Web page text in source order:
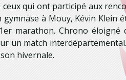
qui ont participé aux
à Mouy, Kévin Klein
marathon. Chrono éloigné
un match
hivernale.